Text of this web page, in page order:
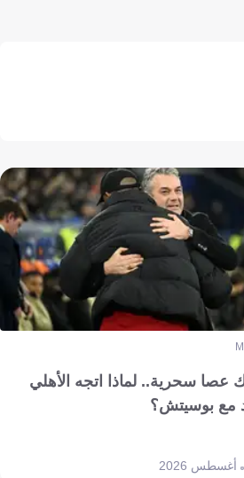
عصا سحرية.. لماذا اتجه الأهلي
مع بوسيتش؟